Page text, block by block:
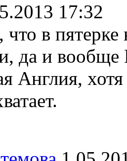
17:32
что в
да и вообще
Англия,